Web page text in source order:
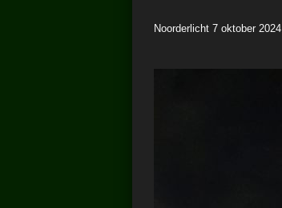
Noorderlicht 7 oktober 2024